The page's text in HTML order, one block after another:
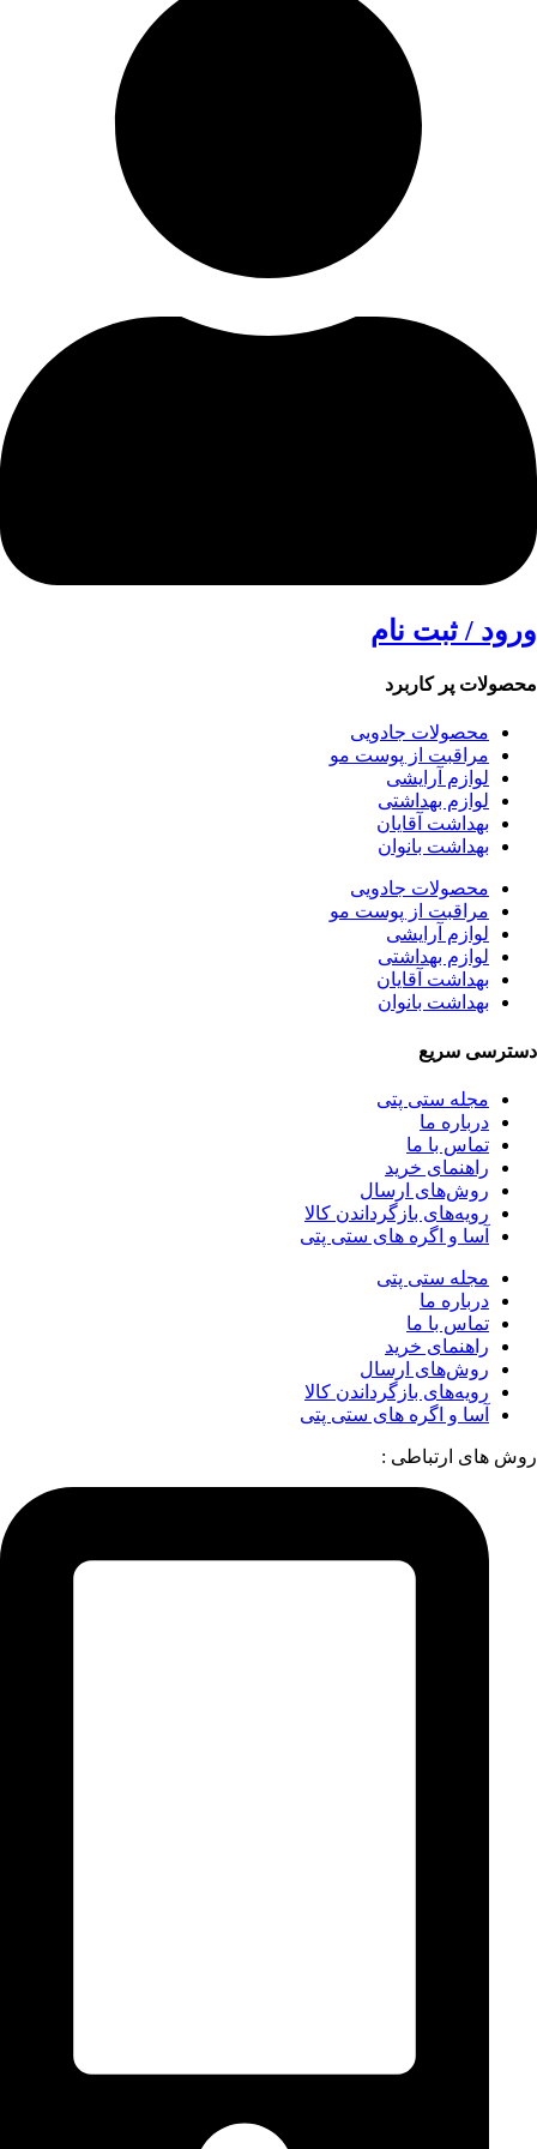
ورود / ثبت نام
محصولات پر کاربرد
محصولات جادویی
مراقبت از پوست مو
لوازم آرایشی
لوازم بهداشتی
بهداشت آقایان
بهداشت بانوان
محصولات جادویی
مراقبت از پوست مو
لوازم آرایشی
لوازم بهداشتی
بهداشت آقایان
بهداشت بانوان
دسترسی سریع
مجله ستی پتی
درباره ما
تماس با ما
راهنمای خرید
روش‌های ارسال
رویه‌های بازگرداندن کالا
آسا و اگره های ستی پتی
مجله ستی پتی
درباره ما
تماس با ما
راهنمای خرید
روش‌های ارسال
رویه‌های بازگرداندن کالا
آسا و اگره های ستی پتی
روش های ارتباطی :